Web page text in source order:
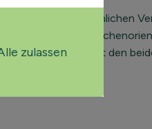
Erklärung menschlichen
aufgaben- bis
die Einteilung mit den
zulassen